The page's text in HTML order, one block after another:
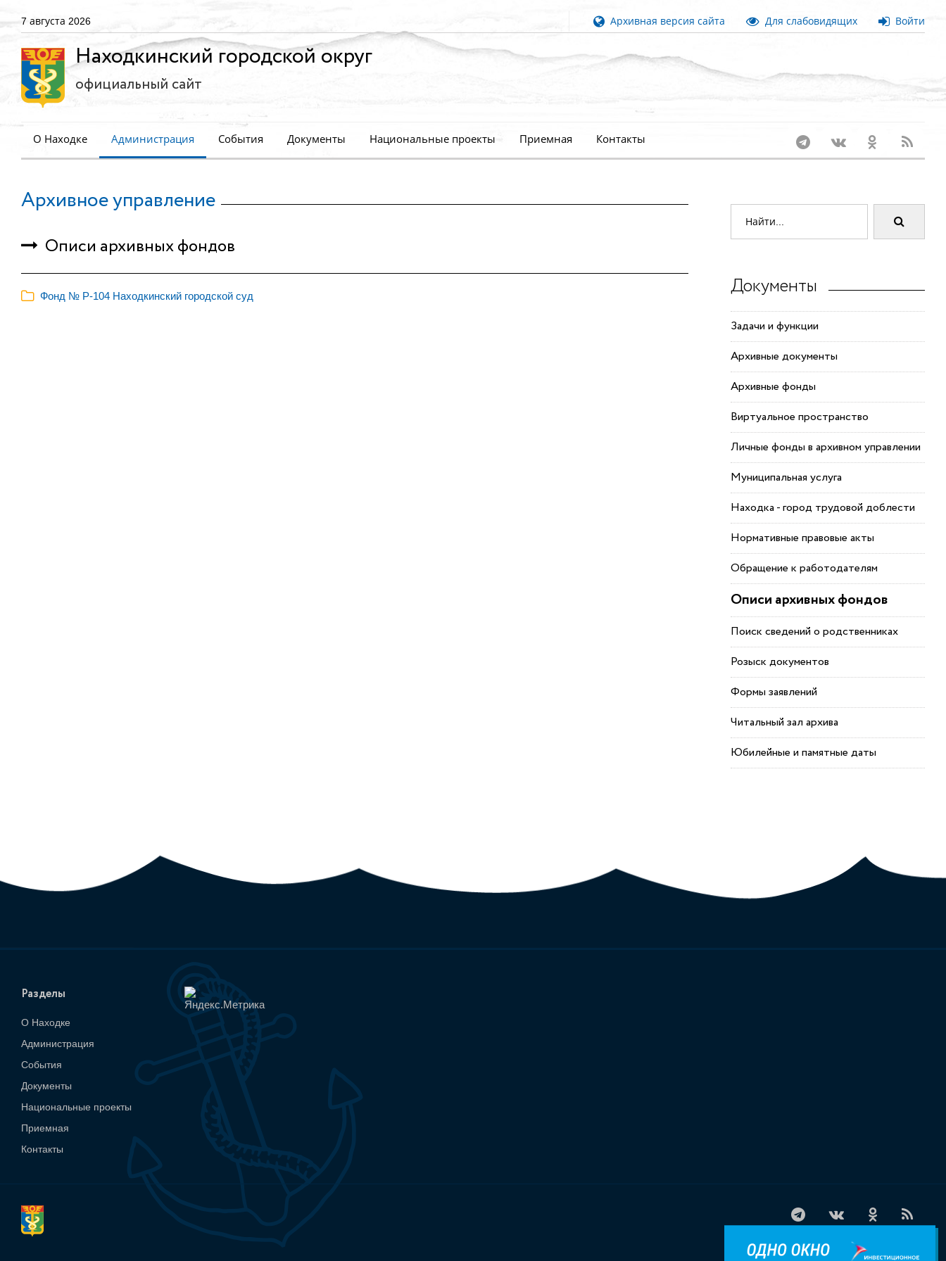
7 августа 2026 Архивная версия сайта Для слабовидящих Войти
Находкинский городской округ
официальный сайт
О Находке Администрация События Документы Национальные проекты Приемная Контакты
Архивное управление
Описи архивных фондов
Фонд № Р-104 Находкинский городской суд Документы
Задачи и функции
Архивные документы
Архивные фонды
Виртуальное пространство
Личные фонды в архивном управлении
Муниципальная услуга
Находка - город трудовой доблести
Нормативные правовые акты
Обращение к работодателям
Описи архивных фондов
Поиск сведений о родственниках
Розыск документов
Формы заявлений
Читальный зал архива
Юбилейные и памятные даты
Разделы
О Находке
Администрация
События
Документы
Национальные проекты
Приемная
Контакты